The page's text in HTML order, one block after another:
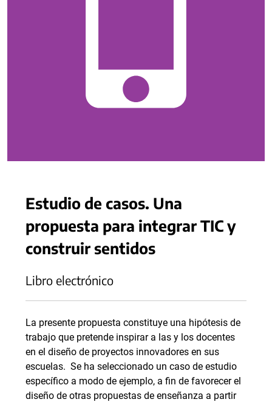
Estudio de casos. Una
propuesta para integrar TIC y
construir sentidos
Libro electrónico
La presente propuesta constituye una hipótesis de
trabajo que pretende inspirar a las y los docentes
en el diseño de proyectos innovadores en sus
escuelas. Se ha seleccionado un caso de estudio
específico a modo de ejemplo, a fin de favorecer el
diseño de otras propuestas de enseñanza a partir